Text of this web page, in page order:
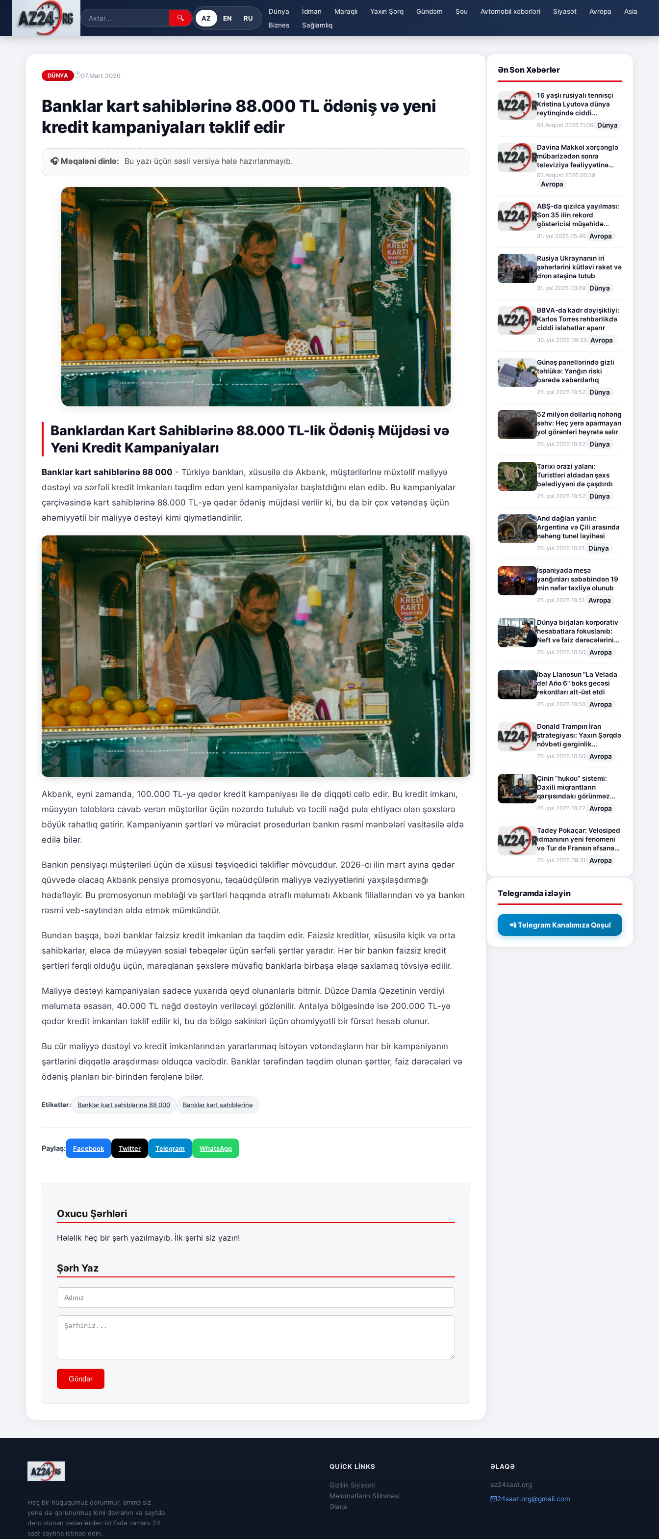
🔍 AZ EN RU
Dünya İdman Maraqlı Yaxın Şərq Gündəm Şou Avtomobil xəbərləri Siyasət Avropa
Asia
Biznes
Sağlamlıq
DÜNYA 07.Mart.2026
Banklar kart sahiblərinə 88.000 TL ödəniş və yeni
kredit kampaniyaları təklif edir
🎧 Məqaləni dinlə: Bu yazı üçün səsli versiya hələ hazırlanmayıb.
Banklardan Kart Sahiblərinə 88.000 TL-lik Ödəniş Müjdəsi və
Yeni Kredit Kampaniyaları
Banklar kart sahiblərinə 88 000 - Türkiyə bankları, xüsusilə də Akbank, müştərilərinə müxtəlif maliyyə
dəstəyi və sərfəli kredit imkanları təqdim edən yeni kampaniyalar başlatdığını elan edib. Bu kampaniyalar
çərçivəsində kart sahiblərinə 88.000 TL-yə qədər ödəniş müjdəsi verilir ki, bu da bir çox vətəndaş üçün
əhəmiyyətli bir maliyyə dəstəyi kimi qiymətləndirilir.
Akbank, eyni zamanda, 100.000 TL-yə qədər kredit kampaniyası ilə də diqqəti cəlb edir. Bu kredit imkanı,
müəyyən tələblərə cavab verən müştərilər üçün nəzərdə tutulub və təcili nağd pula ehtiyacı olan şəxslərə
böyük rahatlıq gətirir. Kampaniyanın şərtləri və müraciət prosedurları bankın rəsmi mənbələri vasitəsilə əldə
edilə bilər.
Bankın pensiyaçı müştəriləri üçün də xüsusi təşviqedici təkliflər mövcuddur. 2026-cı ilin mart ayına qədər
qüvvədə olacaq Akbank pensiya promosyonu, təqaüdçülərin maliyyə vəziyyətlərini yaxşılaşdırmağı
hədəfləyir. Bu promosyonun məbləği və şərtləri haqqında ətraflı məlumatı Akbank filiallarından və ya bankın
rəsmi veb-saytından əldə etmək mümkündür.
Bundan başqa, bəzi banklar faizsiz kredit imkanları da təqdim edir. Faizsiz kreditlər, xüsusilə kiçik və orta
sahibkarlar, eləcə də müəyyən sosial təbəqələr üçün sərfəli şərtlər yaradır. Hər bir bankın faizsiz kredit
şərtləri fərqli olduğu üçün, maraqlanan şəxslərə müvafiq banklarla birbaşa əlaqə saxlamaq tövsiyə edilir.
Maliyyə dəstəyi kampaniyaları sadəcə yuxarıda qeyd olunanlarla bitmir. Düzce Damla Qəzetinin verdiyi
məlumata əsasən, 40.000 TL nağd dəstəyin veriləcəyi gözlənilir. Antalya bölgəsində isə 200.000 TL-yə
qədər kredit imkanları təklif edilir ki, bu da bölgə sakinləri üçün əhəmiyyətli bir fürsət hesab olunur.
Bu cür maliyyə dəstəyi və kredit imkanlarından yararlanmaq istəyən vətəndaşların hər bir kampaniyanın
şərtlərini diqqətlə araşdırması olduqca vacibdir. Banklar tərəfindən təqdim olunan şərtlər, faiz dərəcələri və
ödəniş planları bir-birindən fərqlənə bilər.
Etiketlər: Banklar kart sahiblərinə 88 000 Banklar kart sahiblərinə
Paylaş: Facebook Twitter Telegram WhatsApp
Oxucu Şərhləri
Hələlik heç bir şərh yazılmayıb. İlk şərhi siz yazın!
Şərh Yaz
Göndər
Ən Son Xəbərlər
16 yaşlı rusiyalı tennisçi
Kristina Lyutova dünya
reytinqində ciddi
irəliləyişə imza atdı
04.Avqust.2026 11:06 Dünya
Davina Makkol xərçənglə
mübarizədən sonra
televiziya fəaliyyətinə
fasilə verir
03.Avqust.2026 00:59
Avropa
ABŞ-da qızılca yayılması:
Son 35 ilin rekord
göstəricisi müşahidə
olunur
31.İyul.2026 05:46 Avropa
Rusiya Ukraynanın iri
şəhərlərini kütləvi raket və
dron atəşinə tutub
31.İyul.2026 03:09 Dünya
BBVA-da kadr dəyişikliyi:
Karlos Torres rəhbərlikdə
ciddi islahatlar aparır
30.İyul.2026 09:33 Avropa
Günəş panellərində gizli
təhlükə: Yanğın riski
barədə xəbərdarlıq
26.İyul.2026 10:52 Dünya
52 milyon dollarlıq nəhəng
səhv: Heç yerə aparmayan
yol görənləri heyrətə salır
26.İyul.2026 10:52 Dünya
Tarixi ərazi yalanı:
Turistləri aldadan şəxs
bələdiyyəni də çaşdırdı
26.İyul.2026 10:52 Dünya
And dağları yarılır:
Argentina və Çili arasında
nəhəng tunel layihəsi
26.İyul.2026 10:51 Dünya
İspaniyada meşə
yanğınları səbəbindən 19
min nəfər təxliyə olunub
26.İyul.2026 10:51 Avropa
Dünya birjaları korporativ
hesabatlara fokuslanıb:
Neft və faiz dərəcələrinin
təsiri altında cari vəziyyət
26.İyul.2026 10:50 Avropa
İbay Llanosun "La Velada
del Año 6" boks gecəsi
rekordları alt-üst etdi
26.İyul.2026 10:50 Avropa
Donald Trampın İran
strategiyası: Yaxın Şərqdə
növbəti gərginlik
mərhələsi
26.İyul.2026 10:50 Avropa
Çinin “hukou” sistemi:
Daxili miqrantların
qarşısındakı görünməz
sədd
26.İyul.2026 10:22 Avropa
Tadey Pokaçar: Velosiped
idmanının yeni fenomeni
və Tur de Fransın əfsanəvi
səhifəsi
26.İyul.2026 09:31 Avropa
Telegramda izləyin
📲 Telegram Kanalımıza Qoşul
Heç bir hüququmuz qorunmur, amma siz
yenə də qorunurmuş kimi davranın və saytda
dərc olunan xəbərlərdən istifadə zamanı 24
saat saytına istinad edin.
QUICK LINKS
Gizlilik Siyasəti
Məlumatların Silinməsi
Əlaqə
ƏLAQƏ
az24saat.org
24saat.org@gmail.com